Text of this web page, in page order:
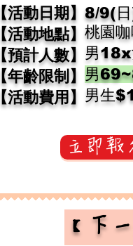
【活動日期】
【活動地點】
【預計人數】
【年齡限制】
【活動費用】
桃園
男
男
男生
8/9(
立即報
【下